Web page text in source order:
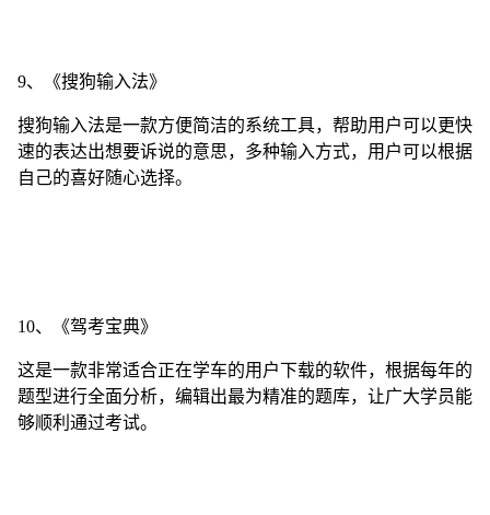
9、《搜狗输入法》
搜狗输入法是一款方便简洁的系统工具，帮助用户可以更快
速的表达出想要诉说的意思，多种输入方式，用户可以根据
自己的喜好随心选择。
10、《驾考宝典》
这是一款非常适合正在学车的用户下载的软件，根据每年的
题型进行全面分析，编辑出最为精准的题库，让广大学员能
够顺利通过考试。